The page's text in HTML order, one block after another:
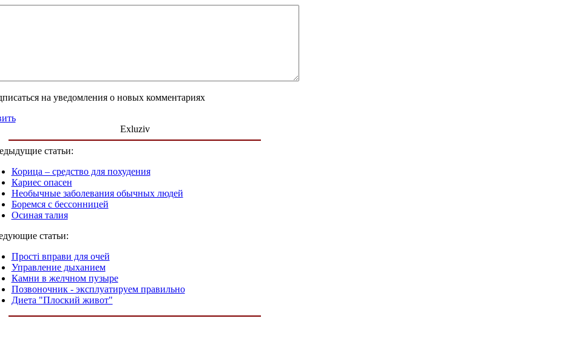
на уведомления о новых комментариях
Exluziv
статьи:
Корица – средство для похудения
Кариес опасен
Необычные заболевания обычных людей
Боремся с бессонницей
Осиная талия
статьи:
Прості вправи для очей
Управление дыханием
Камни в желчном пузыре
Позвоночник - эксплуатируем правильно
Диета "Плоский живот"